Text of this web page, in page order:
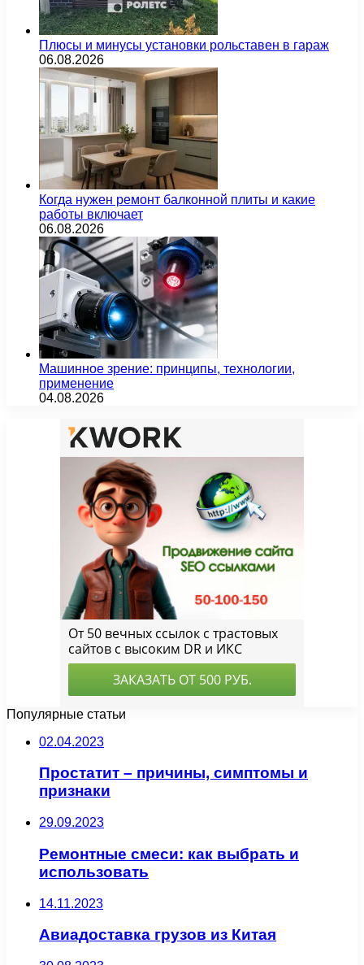
Плюсы и минусы установки рольставен в гараж
06.08.2026
Когда нужен ремонт балконной плиты и какие
работы включает
06.08.2026
Машинное зрение: принципы, технологии,
применение
04.08.2026
Популярные статьи
02.04.2023
Простатит – причины, симптомы и
признаки
29.09.2023
Ремонтные смеси: как выбрать и
использовать
14.11.2023
Авиадоставка грузов из Китая